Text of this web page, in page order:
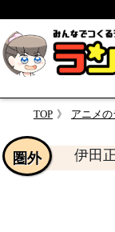
TOP アニメ
伊田
圏外